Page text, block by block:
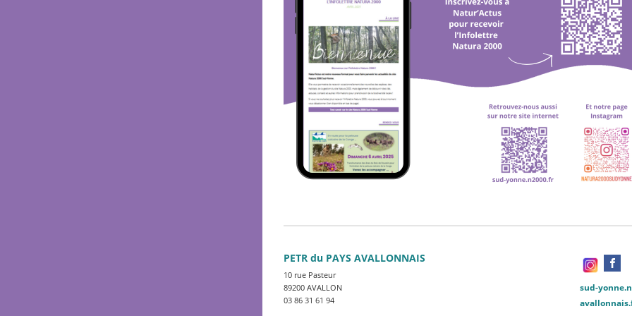
PETR du PAYS AVALLONNAIS
10 rue Pasteur
89200 AVALLON
03 86 31 61 94
sud-